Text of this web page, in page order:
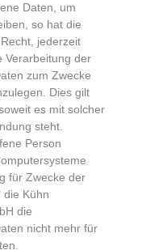
Daten, um
so hat die
jederzeit
Verarbeitung der
zum Zwecke
Dies gilt
es mit solcher
steht.
Person
für Zwecke der
die Kühn
die
nicht mehr für